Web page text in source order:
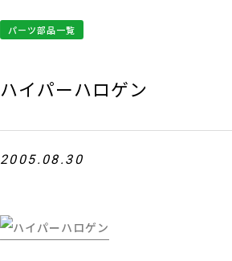
パーツ部品一覧
ハイパーハロゲン
2005.08.30